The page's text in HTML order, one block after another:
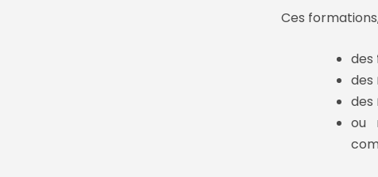
Ces formations
des
des
des
ou